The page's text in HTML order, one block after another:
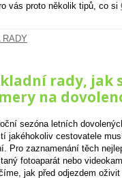
vás proto několik tipů, co si
RADY
rady,
na
sezóna letních
jakéhokoliv cestovatele
Pro zaznamenání těch
fotoaparát nebo
jak před odjezdem